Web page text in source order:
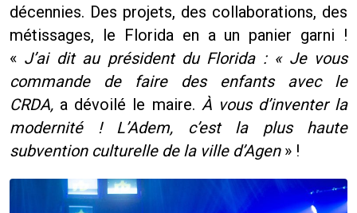
décennies. Des projets, des collaborations, des
métissages, le Florida en a un panier garni !
« J’ai dit au président du Florida : « Je vous
commande de faire des enfants avec le
CRDA, a dévoilé le maire. À vous d’inventer la
modernité ! L’Adem, c’est la plus haute
subvention culturelle de la ville d’Agen » !